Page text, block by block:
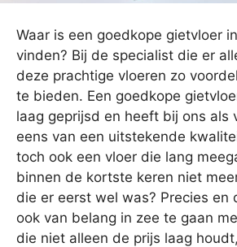
Waar is een goedkope gietvloer
vinden? Bij de specialist die er
deze prachtige vloeren zo
te bieden. Een goedkope
laag geprijsd en heeft bij ons als
eens van een uitstekende
toch ook een vloer die lang
binnen de kortste keren niet
die er eerst wel was? Precies en
ook van belang in zee te gaan
die niet alleen de prijs laag